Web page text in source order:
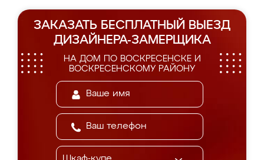
ЗАКАЗАТЬ БЕСПЛАТНЫЙ ВЫЕЗД
ДИЗАЙНЕРА-ЗАМЕРЩИКА
НА ДОМ ПО ВОСКРЕСЕНСКЕ И
ВОСКРЕСЕНСКОМУ РАЙОНУ